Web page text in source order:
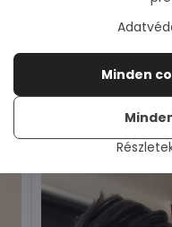
és pozitív
Minden